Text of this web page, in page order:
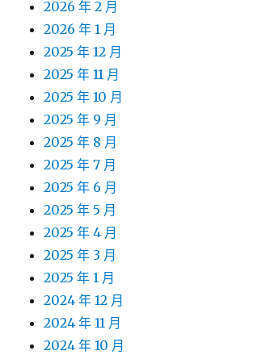
2026 年 2 月
2026 年 1 月
2025 年 12 月
2025 年 11 月
2025 年 10 月
2025 年 9 月
2025 年 8 月
2025 年 7 月
2025 年 6 月
2025 年 5 月
2025 年 4 月
2025 年 3 月
2025 年 1 月
2024 年 12 月
2024 年 11 月
2024 年 10 月